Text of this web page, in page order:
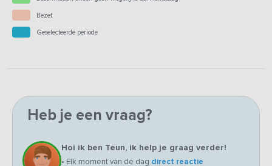
Bezet
Geselecteerde periode
Heb je een vraag?
Hoi ik ben Teun, ik help je graag verder!
• Elk moment van de dag direct reactie